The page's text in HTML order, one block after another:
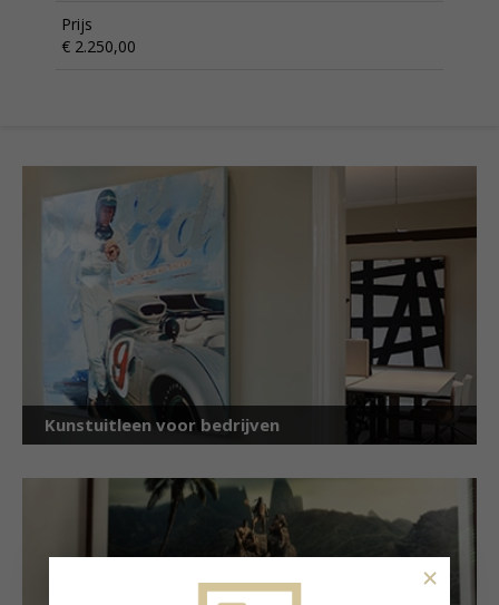
Prijs
€ 2.250,00
Kunstuitleen voor bedrijven
×